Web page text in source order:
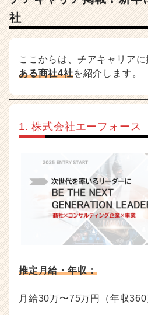
社
ここからは、チアキャリア
ある商社4社を紹介します。
1. 株式会社エーフォース
推定月給・年収：
月給30万〜75万円（年収360